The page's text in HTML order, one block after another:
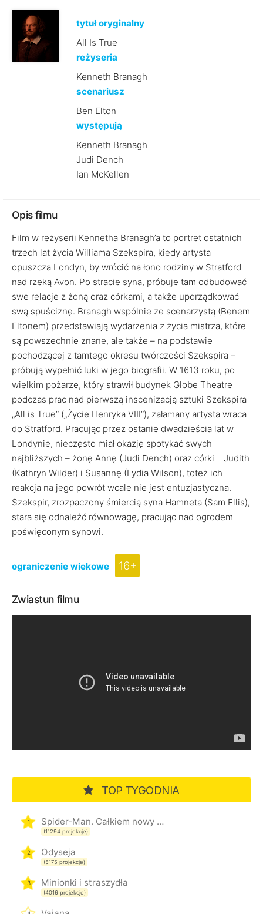
tytuł oryginalny
All Is True
reżyseria
Kenneth Branagh
scenariusz
Ben Elton
występują
Kenneth Branagh
Judi Dench
Ian McKellen
Opis filmu
Film w reżyserii Kennetha Branagh’a to portret ostatnich
trzech lat życia Williama Szekspira, kiedy artysta
opuszcza Londyn, by wrócić na łono rodziny w Stratford
nad rzeką Avon. Po stracie syna, próbuje tam odbudować
swe relacje z żoną oraz córkami, a także uporządkować
swą spuściznę. Branagh wspólnie ze scenarzystą (Benem
Eltonem) przedstawiają wydarzenia z życia mistrza, które
są powszechnie znane, ale także – na podstawie
pochodzącej z tamtego okresu twórczości Szekspira –
próbują wypełnić luki w jego biografii. W 1613 roku, po
wielkim pożarze, który strawił budynek Globe Theatre
podczas prac nad pierwszą inscenizacją sztuki Szekspira
„All is True” („Życie Henryka VIII”), załamany artysta wraca
do Stratford. Pracując przez ostanie dwadzieścia lat w
Londynie, nieczęsto miał okazję spotykać swych
najbliższych – żonę Annę (Judi Dench) oraz córki – Judith
(Kathryn Wilder) i Susannę (Lydia Wilson), toteż ich
reakcja na jego powrót wcale nie jest entuzjastyczna.
Szekspir, zrozpaczony śmiercią syna Hamneta (Sam Ellis),
stara się odnaleźć równowagę, pracując nad ogrodem
poświęconym synowi.
ograniczenie wiekowe 16+
Zwiastun filmu
TOP TYGODNIA
1 Spider-Man. Całkiem nowy dzień
(11294 projekcje)
2 Odyseja
(5175 projekcje)
3 Minionki i straszydła
(4016 projekcje)